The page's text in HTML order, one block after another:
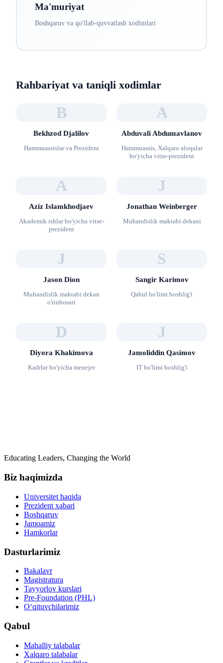
Ma'muriyat
Boshqaruv va qo'llab-quvvatlash xodimlari
Rahbariyat va taniqli xodimlar
B
Bekhzod Djalilov
Hammuassislar va Prezident
A
Abduvali Abdumavlanov
Hammuassis, Xalqaro aloqalar
bo'yicha vitse-prezident
A
Aziz Islamkhodjaev
Akademik ishlar bo'yicha vitse-
prezident
J
Jonathan Weinberger
Muhandislik maktabi dekani
J
Jason Dion
Muhandislik maktabi dekan
o'rinbosari
S
Sangir Karimov
Qabul bo'limi boshlig'i
D
Diyora Khakimova
Kadrlar bo'yicha menejer
J
Jamoliddin Qasimov
IT bo'limi boshlig'i
Educating Leaders, Changing the World
Biz haqimizda
Universitet haqida
Prezident xabari
Boshqaruv
Jamoamiz
Hamkorlar
Dasturlarimiz
Bakalavr
Magistratura
Tayyorlov kurslari
Pre-Foundation (PHL)
O‘qituvchilarimiz
Qabul
Mahalliy talabalar
Xalqaro talabalar